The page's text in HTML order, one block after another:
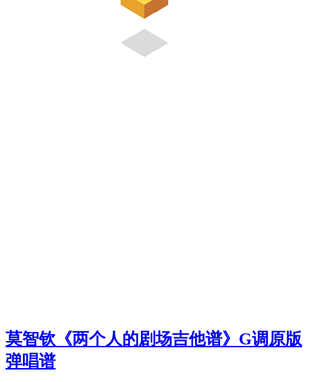
莫智钦《两个人的剧场吉他谱》G调原版
弹唱谱